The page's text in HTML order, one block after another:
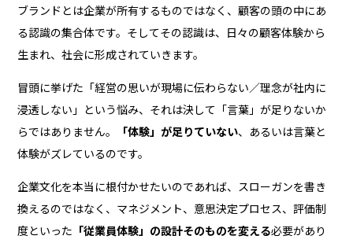
ブランドとは企業が所有するものではなく、顧客の頭の中にあ
る認識の集合体です。そしてその認識は、日々の顧客体験から
生まれ、社会に形成されていきます。
冒頭に挙げた「経営の思いが現場に伝わらない／理念が社内に
浸透しない」という悩み、それは決して「言葉」が足りないか
らではありません。
「体験」が足りていない、あるいは言葉と
体験がズレているのです。
企業文化を本当に根付かせたいのであれば、スローガンを書き
換えるのではなく、マネジメント、意思決定プロセス、評価制
度といった 「従業員体験」の設計そのものを変える必要があり